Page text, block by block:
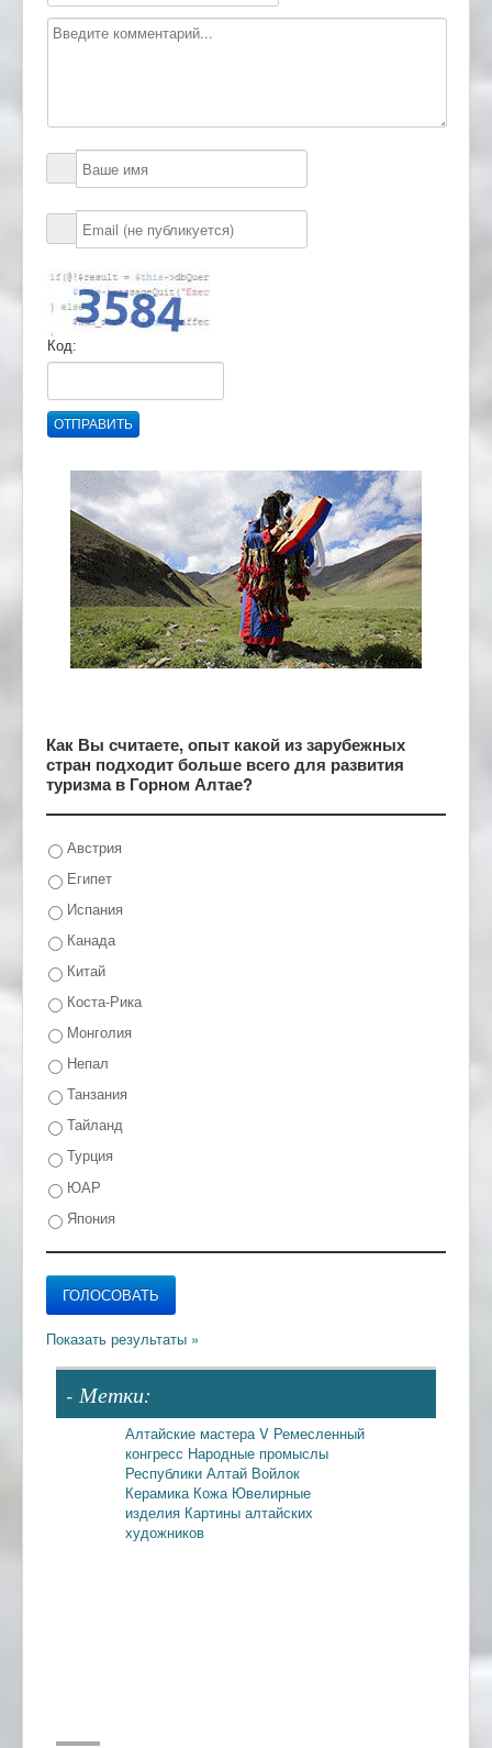
Код:
ОТПРАВИТЬ
Как Вы считаете, опыт какой из зарубежных
стран подходит больше всего для развития
туризма в Горном Алтае?
Австрия
Египет
Испания
Канада
Китай
Коста-Рика
Монголия
Непал
Танзания
Тайланд
Турция
ЮАР
Япония
- Метки:
Алтайские мастера V Ремесленный
конгресс Народные промыслы
Республики Алтай Войлок
Керамика Кожа Ювелирные
изделия Картины алтайских
художников